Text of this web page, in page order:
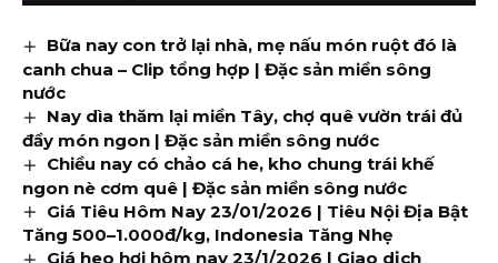
Bữa nay con trở lại nhà, mẹ nấu món ruột đó là
canh chua – Clip tổng hợp | Đặc sản miền sông
nước
Nay dìa thăm lại miền Tây, chợ quê vườn trái đủ
đầy món ngon | Đặc sản miền sông nước
Chiều nay có chảo cá he, kho chung trái khế
ngon nè cơm quê | Đặc sản miền sông nước
Giá Tiêu Hôm Nay 23/01/2026 | Tiêu Nội Địa Bật
Tăng 500–1.000đ/kg, Indonesia Tăng Nhẹ
Giá heo hơi hôm nay 23/1/2026 | Giao dịch